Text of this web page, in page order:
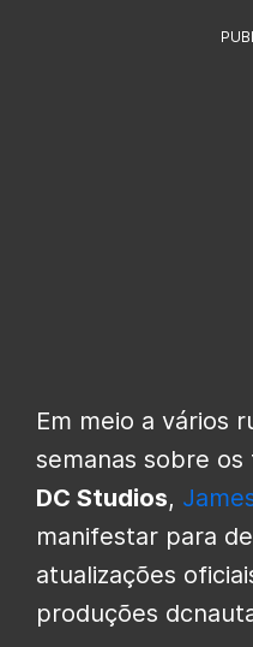
Em meio a vários
semanas sobre
DC Studios,
manifestar para
atualizações
produções